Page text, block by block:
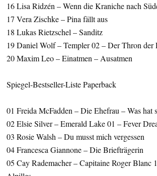
16 Lisa Ridzén – Wenn die Kraniche nach
17 Vera Zischke – Pina fällt aus
18 Lukas Rietzschel – Sanditz
19 Daniel Wolf – Templer 02 – Der Thron der
20 Maxim Leo – Einatmen – Ausatmen
Spiegel-Bestseller-Liste Paperback
01 Freida McFadden – Die Ehefrau – Was hat
02 Elsie Silver – Emerald Lake 01 – Fever
03 Rosie Walsh – Du musst mich vergessen
04 Francesca Giannone – Die Briefträgerin
05 Cay Rademacher – Capitaine Roger Blanc